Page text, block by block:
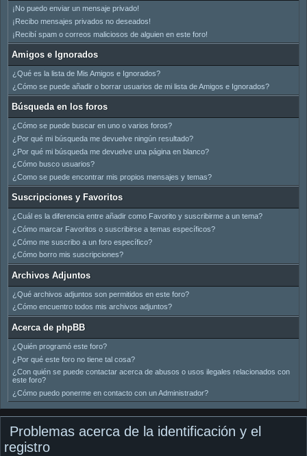
¡No puedo enviar un mensaje privado!
¡Recibo mensajes privados no deseados!
¡Recibí spam o correos maliciosos de alguien en este foro!
Amigos e Ignorados
¿Qué es la lista de Mis Amigos e Ignorados?
¿Cómo se puede añadir o borrar usuarios de mi lista de Amigos e Ignorados?
Búsqueda en los foros
¿Cómo se puede buscar en uno o varios foros?
¿Por qué mi búsqueda me devuelve ningún resultado?
¿Por qué mi búsqueda me devuelve una página en blanco?
¿Cómo busco usuarios?
¿Como se puede encontrar mis propios mensajes y temas?
Suscripciones y Favoritos
¿Cuál es la diferencia entre añadir como Favorito y suscribirme a un tema?
¿Cómo marcar Favoritos o suscribirse a temas específicos?
¿Cómo me suscribo a un foro específico?
¿Cómo borro mis suscripciones?
Archivos Adjuntos
¿Qué archivos adjuntos son permitidos en este foro?
¿Cómo encuentro todos mis archivos adjuntos?
Acerca de phpBB
¿Quién programó este foro?
¿Por qué este foro no tiene tal cosa?
¿Con quién se puede contactar acerca de abusos o usos ilegales relacionados con
este foro?
¿Cómo puedo ponerme en contacto con un Administrador?
Problemas acerca de la identificación y el
registro